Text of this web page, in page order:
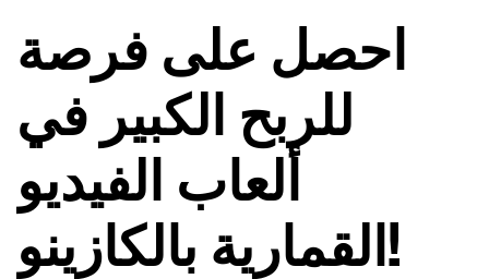
احصل على فرصة
للربح الكبير في
ألعاب الفيديو
القمارية بالكازينو!